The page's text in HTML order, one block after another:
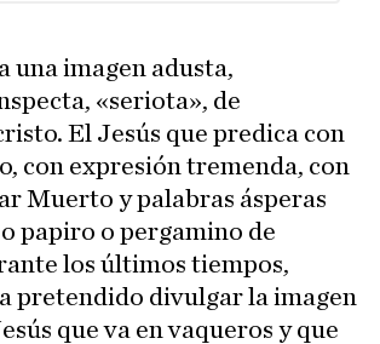
una imagen adusta,
«seriota», de
El Jesús que predica con
con expresión tremenda, con
Muerto y palabras ásperas
papiro o pergamino de
los últimos tiempos,
pretendido divulgar la imagen
que va en vaqueros y que